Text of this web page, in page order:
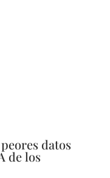
datos
de los